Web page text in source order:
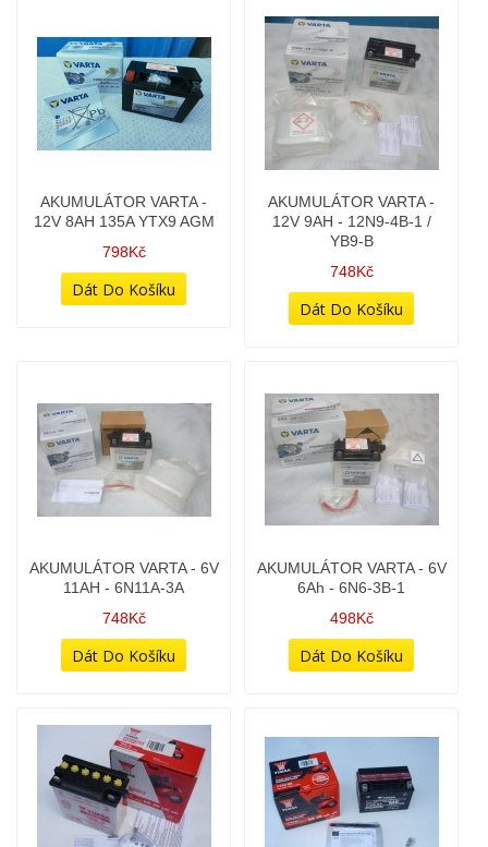
798Kč
AKUMULÁTOR VARTA -
12V 9AH - 12N9-4B-1 /
YB9-B
748Kč
AKUMULÁTOR VARTA - 6V
11AH - 6N11A-3A
748Kč
AKUMULÁTOR VARTA - 6V
6Ah - 6N6-3B-1
498Kč
AKUMULÁTOR YUASA -
12V 5AH - YB5L-B
AKUMULÁTOR YUASA -
12V 8,4AH 135A YTX9-BS